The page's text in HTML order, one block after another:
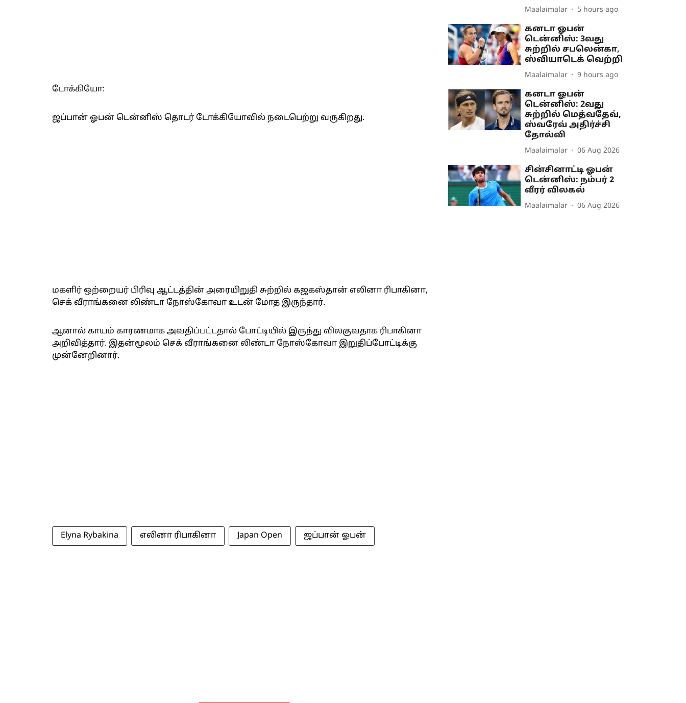
டோக்கியோ:
ஜப்பான் ஓபன் டென்னிஸ் தொடர் டோக்கியோவில் நடைபெற்று வருகிறது.
மகளிர் ஒற்றையர் பிரிவு ஆட்டத்தின் அரையிறுதி சுற்றில் கஜகஸ்தான் எலினா ரிபாகினா,
செக் வீராங்கனை லிண்டா நோஸ்கோவா உடன் மோத இருந்தார்.
ஆனால் காயம் காரணமாக அவதிப்பட்டதால் போட்டியில் இருந்து விலகுவதாக ரிபாகினா
அறிவித்தார். இதன்மூலம் செக் வீராங்கனை லிண்டா நோஸ்கோவா இறுதிப்போட்டிக்கு
முன்னேறினார்.
Elyna Rybakina எலினா ரிபாகினா Japan Open ஜப்பான் ஓபன்
Maalaimalar 5 hours ago
கனடா ஓபன்
டென்னிஸ்: 3வது
சுற்றில் சபலென்கா,
ஸ்வியாடெக் வெற்றி
Maalaimalar 9 hours ago
கனடா ஓபன்
டென்னிஸ்: 2வது
சுற்றில் மெத்வதேவ்,
ஸ்வரேவ் அதிர்ச்சி
தோல்வி
Maalaimalar 06 Aug 2026
சின்சினாட்டி ஓபன்
டென்னிஸ்: நம்பர் 2
வீரர் விலகல்
Maalaimalar 06 Aug 2026